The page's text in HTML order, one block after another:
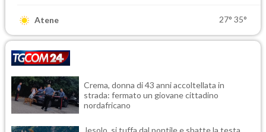
Atene 27° 35°
Crema, donna di 43 anni accoltellata in
strada: fermato un giovane cittadino
nordafricano
Jesolo, si tuffa dal pontile e sbatte la testa